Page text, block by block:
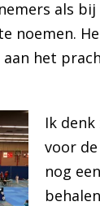
als
noemen.
het
Ik
voor
nog